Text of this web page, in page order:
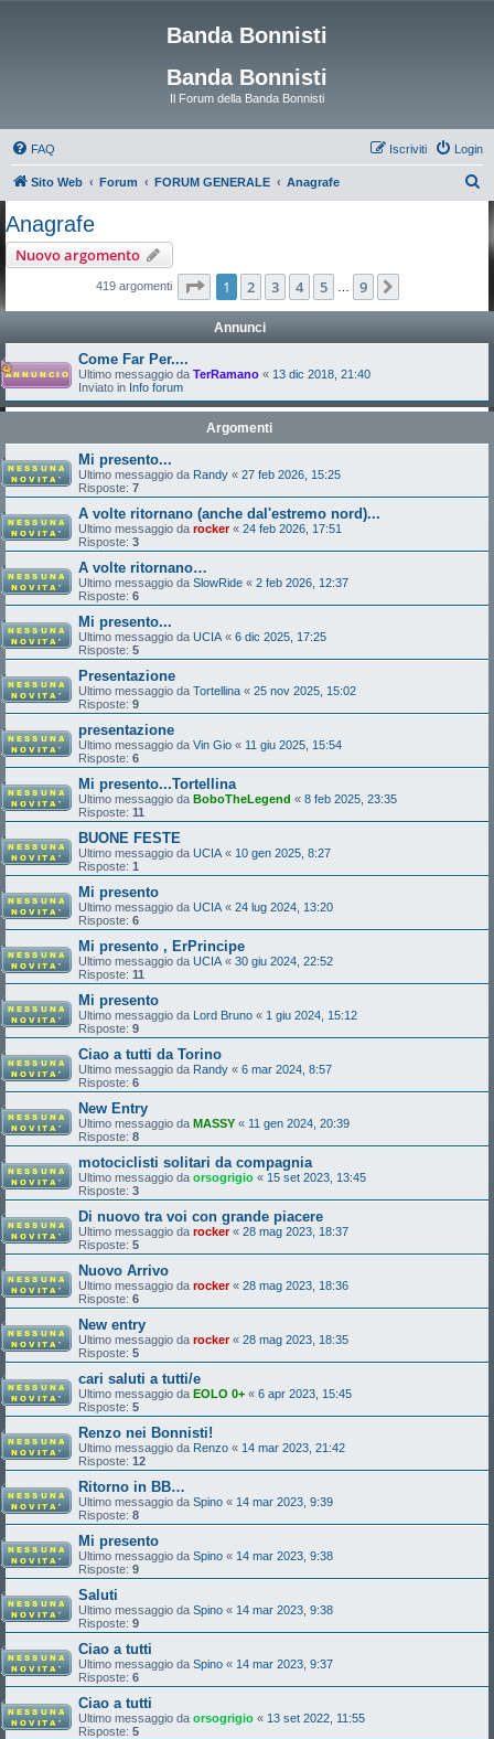
Banda Bonnisti
Banda Bonnisti
Il Forum della Banda Bonnisti
FAQ Login
Iscriviti
Sito Web Forum FORUM GENERALE Anagrafe
Anagrafe
Nuovo argomento
419 argomenti Pagina di
1 2 3 4 5 9
Annunci
Come Far Per....
Ultimo messaggio da TerRamano « 13 dic 2018, 21:40
Inviato in Info forum
Argomenti
Mi presento...
Ultimo messaggio da Randy « 27 feb 2026, 15:25
Risposte: 7
A volte ritornano (anche dal'estremo nord)...
Ultimo messaggio da rocker« 24 feb 2026, 17:51
Risposte: 3
A volte ritornano…
Ultimo messaggio da SlowRide « 2 feb 2026, 12:37
Risposte: 6
Mi presento...
Ultimo messaggio da UCIA « 6 dic 2025, 17:25
Risposte: 5
Presentazione
Ultimo messaggio da Tortellina « 25 nov 2025, 15:02
Risposte: 9
presentazione
Ultimo messaggio da Vin Gio « 11 giu 2025, 15:54
Risposte: 6
Mi presento...Tortellina
Ultimo messaggio da BoboTheLegend « 8 feb 2025, 23:35
Risposte: 11
BUONE FESTE
Ultimo messaggio da UCIA « 10 gen 2025, 8:27
Risposte: 1
Mi presento
Ultimo messaggio da UCIA « 24 lug 2024, 13:20
Risposte: 6
Mi presento , ErPrincipe
Ultimo messaggio da UCIA « 30 giu 2024, 22:52
Risposte: 11
Mi presento
Ultimo messaggio da Lord Bruno « 1 giu 2024, 15:12
Risposte: 9
Ciao a tutti da Torino
Ultimo messaggio da Randy « 6 mar 2024, 8:57
Risposte: 6
New Entry
Ultimo messaggio da MASSY « 11 gen 2024, 20:39
Risposte: 8
motociclisti solitari da compagnia
Ultimo messaggio da orsogrigio « 15 set 2023, 13:45
Risposte: 3
Di nuovo tra voi con grande piacere
Ultimo messaggio da rocker« 28 mag 2023, 18:37
Risposte: 5
Nuovo Arrivo
Ultimo messaggio da rocker« 28 mag 2023, 18:36
Risposte: 6
New entry
Ultimo messaggio da rocker« 28 mag 2023, 18:35
Risposte: 5
cari saluti a tutti/e
Ultimo messaggio da EOLO 0+ « 6 apr 2023, 15:45
Risposte: 5
Renzo nei Bonnisti!
Ultimo messaggio da Renzo « 14 mar 2023, 21:42
Risposte: 12
Ritorno in BB…
Ultimo messaggio da Spino « 14 mar 2023, 9:39
Risposte: 8
Mi presento
Ultimo messaggio da Spino « 14 mar 2023, 9:38
Risposte: 9
Saluti
Ultimo messaggio da Spino « 14 mar 2023, 9:38
Risposte: 9
Ciao a tutti
Ultimo messaggio da Spino « 14 mar 2023, 9:37
Risposte: 6
Ciao a tutti
Ultimo messaggio da orsogrigio « 13 set 2022, 11:55
Risposte: 5